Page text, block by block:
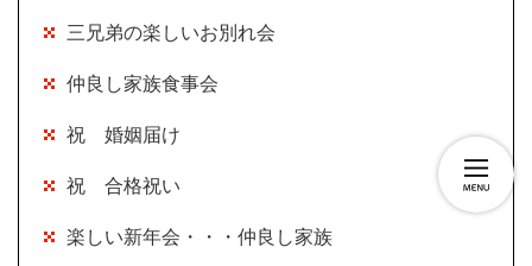
三兄弟の楽しいお別れ会
仲良し家族食事会
祝 婚姻届け
祝 合格祝い
楽しい新年会・・・仲良し家族